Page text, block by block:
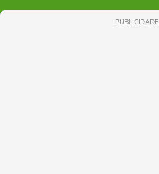
PUBLICIDADE